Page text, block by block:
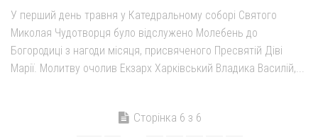
У перший день травня у Катедральному соборі Святого
Миколая Чудотворця було відслужено Молебень до
Богородиці з нагоди місяця, присвяченого Пресвятій Діві
Марії. Молитву очолив Екзарх Харківський Владика Василій,...
Сторінка 6 з 6